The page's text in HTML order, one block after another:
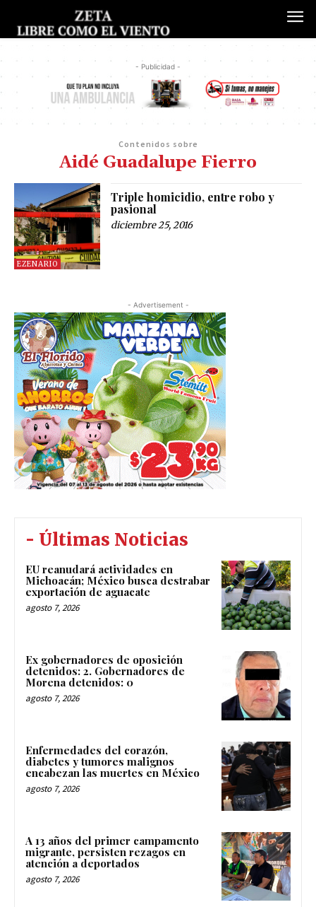
- Publicidad -
Contenidos sobre
Aidé Guadalupe Fierro
EZENARIO
Triple homicidio, entre robo y
pasional
diciembre 25, 2016
- Advertisement -
- Últimas Noticias
EU reanudará actividades en
Michoacán; México busca destrabar
exportación de aguacate
agosto 7, 2026
Ex gobernadores de oposición
detenidos: 2. Gobernadores de
Morena detenidos: 0
agosto 7, 2026
Enfermedades del corazón,
diabetes y tumores malignos
encabezan las muertes en México
agosto 7, 2026
A 13 años del primer campamento
migrante, persisten rezagos en
atención a deportados
agosto 7, 2026